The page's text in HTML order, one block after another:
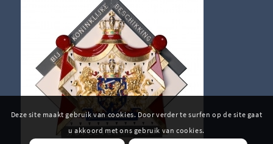
Deze site maakt gebruik van cookies. Door verder te surfen op de site gaat
u akkoord met ons gebruik van cookies.